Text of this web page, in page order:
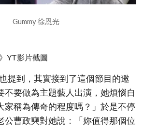
Gummy 徐恩光
YT影片截圖
提到，其實接到了這個節目的邀
不要做為主題藝人出演，她煩惱自
家稱為傳奇的程度嗎？」於是不停
公曹政奭對她說：「妳值得那個位